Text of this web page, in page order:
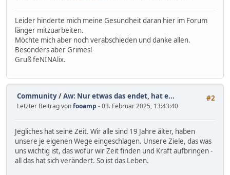
Leider hinderte mich meine Gesundheit daran hier im Forum
länger mitzuarbeiten.
Möchte mich aber noch verabschieden und danke allen.
Besonders aber Grimes!
Gruß feNINAlix.
#2
Community/Aw: Nur etwas das endet, hat e...
Letzter Beitrag vonfooamp - 03. Februar 2025, 13:43:40
Jegliches hat seine Zeit. Wir alle sind 19 Jahre älter, haben
unsere je eigenen Wege eingeschlagen. Unsere Ziele, das was
uns wichtig ist, das wofür wir Zeit finden und Kraft aufbringen -
all das hat sich verändert. So ist das Leben.